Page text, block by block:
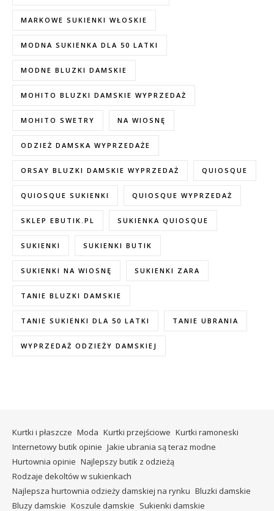
MARKOWE SUKIENKI WŁOSKIE
MODNA SUKIENKA DLA 50 LATKI
MODNE BLUZKI DAMSKIE
MOHITO BLUZKI DAMSKIE WYPRZEDAŻ
MOHITO SWETRY NA WIOSNĘ
ODZIEŻ DAMSKA WYPRZEDAŻE
ORSAY BLUZKI DAMSKIE WYPRZEDAŻ QUIOSQUE
QUIOSQUE SUKIENKI QUIOSQUE WYPRZEDAŻ
SKLEP EBUTIK.PL SUKIENKA QUIOSQUE
SUKIENKI SUKIENKI BUTIK
SUKIENKI NA WIOSNĘ SUKIENKI ZARA
TANIE BLUZKI DAMSKIE
TANIE SUKIENKI DLA 50 LATKI TANIE UBRANIA
WYPRZEDAŻ ODZIEŻY DAMSKIEJ
Kurtki i płaszcze Moda Kurtki przejściowe Kurtki ramoneski
Internetowy butik opinie Jakie ubrania są teraz modne
Hurtownia opinie Najlepszy butik z odzieżą
Rodzaje dekoltów w sukienkach
Najlepsza hurtownia odzieży damskiej na rynku Bluzki damskie
Bluzy damskie Koszule damskie Sukienki damskie